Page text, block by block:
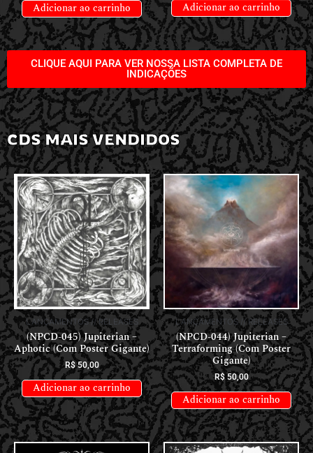
Adicionar ao carrinho Adicionar ao carrinho
CLIQUE AQUI PARA VER NOSSA LISTA COMPLETA DE
INDICAÇÕES
CDS MAIS VENDIDOS
LANÇAMENTOS // RELEASES
(NPCD-045) Jupiterian –
Aphotic (Com Poster Gigante)
R$50,00
Adicionar ao carrinho
LANÇAMENTOS // RELEASES
(NPCD-044) Jupiterian –
Terraforming (Com Poster
Gigante)
R$50,00
Adicionar ao carrinho